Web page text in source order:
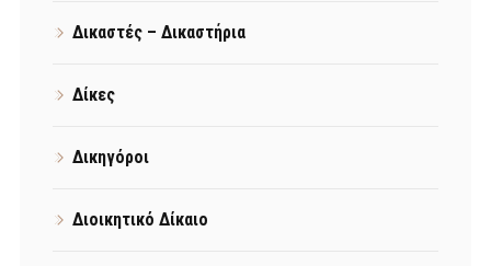
Δικαστές – Δικαστήρια
Δίκες
Δικηγόροι
Διοικητικό Δίκαιο